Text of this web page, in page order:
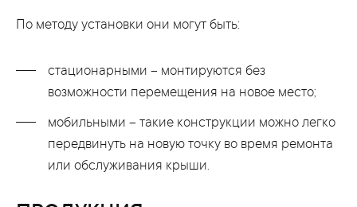
По методу установки они могут быть:
стационарными – монтируются без
возможности перемещения на новое место;
мобильными – такие конструкции можно легко
передвинуть на новую точку во время ремонта
или обслуживания крыши.